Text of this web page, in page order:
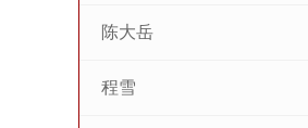
陈大岳
程雪